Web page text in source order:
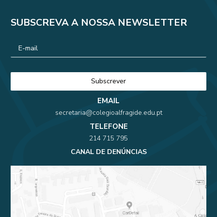
SUBSCREVA A NOSSA NEWSLETTER
EMAIL
secretaria@colegioalfragide.edu.pt
TELEFONE
214 715 795
CANAL DE DENÚNCIAS